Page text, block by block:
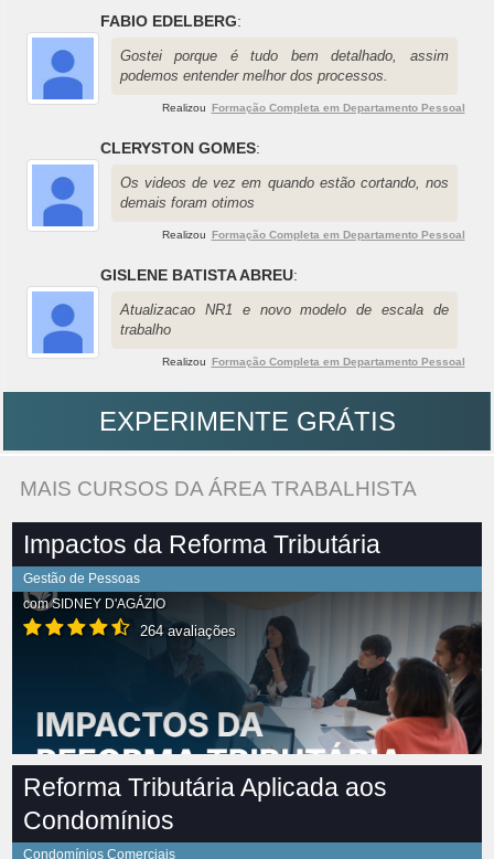
FABIO EDELBERG:
Gostei porque é tudo bem detalhado, assim
podemos entender melhor dos processos.
Realizou Formação Completa em Departamento Pessoal
CLERYSTON GOMES:
Os videos de vez em quando estão cortando, nos
demais foram otimos
Realizou Formação Completa em Departamento Pessoal
GISLENE BATISTA ABREU:
Atualizacao NR1 e novo modelo de escala de
trabalho
Realizou Formação Completa em Departamento Pessoal
EXPERIMENTE GRÁTIS
MAIS CURSOS DA ÁREA TRABALHISTA
Impactos da Reforma Tributária
Gestão de Pessoas
comSIDNEY D'AGÁZIO
264 avaliações
Reforma Tributária Aplicada aos
Condomínios
Condomínios Comerciais